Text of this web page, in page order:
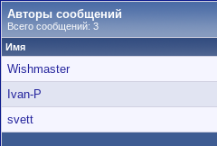
Авторы сообщений
Всего сообщений: 3
Имя
Wishmaster
Ivan-P
svett